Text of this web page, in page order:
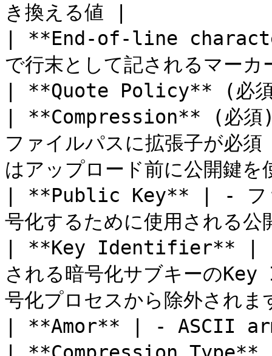
き換える値 |
| **End-of-line
で行末として記されるマー
| **Quote Policy** (必須
| **Compression** (必須
ファイルパスに拡張子が
はアップロード前に公開鍵
| **Public Key** | - ファ
号化するために使用される
| **Key Identifier** | -
される暗号化サブキーの
号化プロセスから除外され
| **Amor** | - ASCII